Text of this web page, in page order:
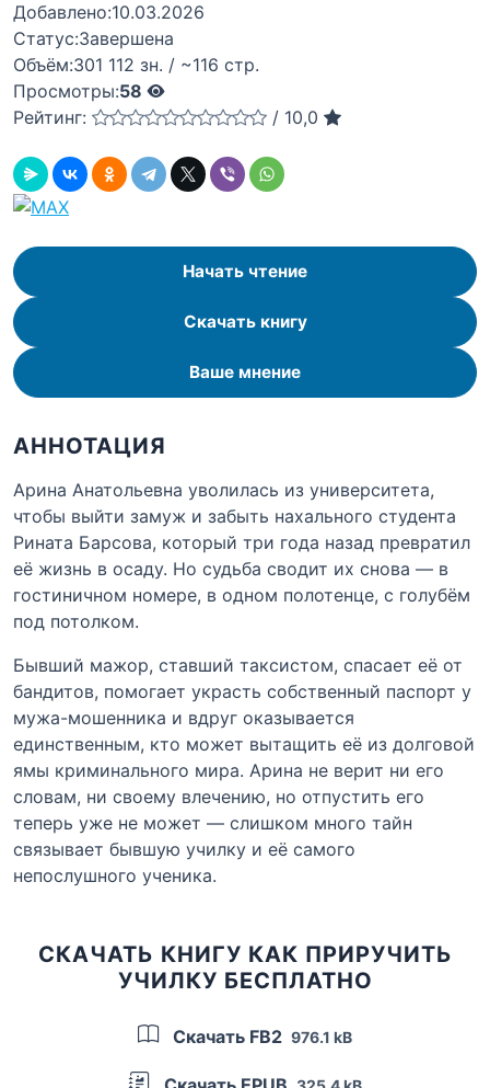
Добавлено:10.03.2026
Статус:Завершена
Объём:301 112 зн. / ~116 стр.
Просмотры:58
Рейтинг:
/ 10,0
Начать чтение
Скачать книгу
Ваше мнение
АННОТАЦИЯ
Арина Анатольевна уволилась из университета,
чтобы выйти замуж и забыть нахального студента
Рината Барсова, который три года назад превратил
её жизнь в осаду. Но судьба сводит их снова — в
гостиничном номере, в одном полотенце, с голубём
под потолком.
Бывший мажор, ставший таксистом, спасает её от
бандитов, помогает украсть собственный паспорт у
мужа-мошенника и вдруг оказывается
единственным, кто может вытащить её из долговой
ямы криминального мира. Арина не верит ни его
словам, ни своему влечению, но отпустить его
теперь уже не может — слишком много тайн
связывает бывшую училку и её самого
непослушного ученика.
СКАЧАТЬ КНИГУ КАК ПРИРУЧИТЬ
УЧИЛКУ БЕСПЛАТНО
Скачать FB2 976.1 kB